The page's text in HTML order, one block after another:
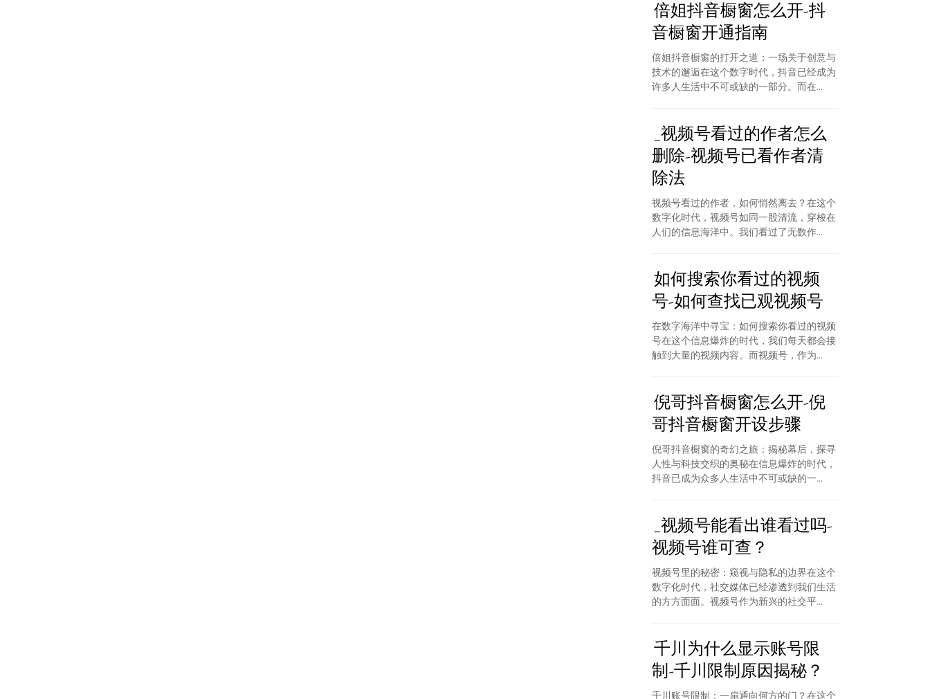
倍姐抖音橱窗怎么开-抖
音橱窗开通指南
倍姐抖音橱窗的打开之道：一场关于创意与
技术的邂逅在这个数字时代，抖音已经成为
许多人生活中不可或缺的一部分。而在...
_视频号看过的作者怎么
删除-视频号已看作者清
除法
视频号看过的作者，如何悄然离去？在这个
数字化时代，视频号如同一股清流，穿梭在
人们的信息海洋中。我们看过了无数作...
如何搜索你看过的视频
号-如何查找已观视频号
在数字海洋中寻宝：如何搜索你看过的视频
号在这个信息爆炸的时代，我们每天都会接
触到大量的视频内容。而视频号，作为...
倪哥抖音橱窗怎么开-倪
哥抖音橱窗开设步骤
倪哥抖音橱窗的奇幻之旅：揭秘幕后，探寻
人性与科技交织的奥秘在信息爆炸的时代，
抖音已成为众多人生活中不可或缺的一...
_视频号能看出谁看过吗-
视频号谁可查？
视频号里的秘密：窥视与隐私的边界在这个
数字化时代，社交媒体已经渗透到我们生活
的方方面面。视频号作为新兴的社交平...
千川为什么显示账号限
制-千川限制原因揭秘？
千川账号限制：一扇通向何方的门？在这个